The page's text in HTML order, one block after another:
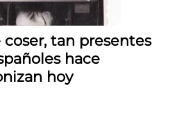
tan presentes
hace
hoy